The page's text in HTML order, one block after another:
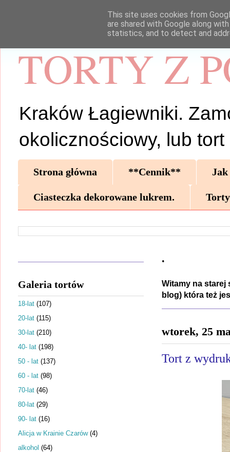
TORTY Z
Kraków Łagiewniki.
okolicznościowy, lub tort
Strona główna **Cennik** Jak
Ciasteczka dekorowane lukrem.
.
Witamy na starej
blog) która też
wtorek, 25
Tort z
Galeria tortów
18-lat (107)
20-lat (115)
30-lat (210)
40- lat (198)
50 - lat (137)
60 - lat (98)
70-lat (46)
80-lat (29)
90- lat (16)
Alicja w Krainie Czarów (4)
alkohol (64)
This site uses cookies from
are shared with Google along
statistics, and to detect and